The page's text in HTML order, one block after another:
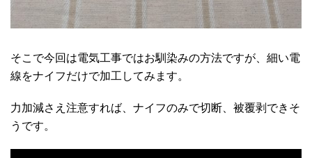
そこで今回は電気工事ではお馴染みの方法ですが、細い電
線をナイフだけで加工してみます。
力加減さえ注意すれば、ナイフのみで切断、被覆剥できそ
うです。